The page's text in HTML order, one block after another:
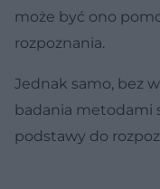
może być ono
rozpoznania.
Jednak samo, bez
badania metodami
podstawy do